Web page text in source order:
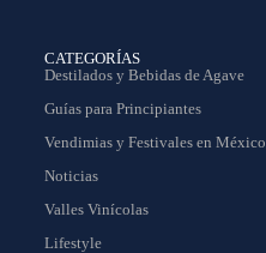
CATEGORÍAS
Destilados y Bebidas de Agave
Guías para Principiantes
Vendimias y Festivales en México
Noticias
Valles Vinícolas
Lifestyle